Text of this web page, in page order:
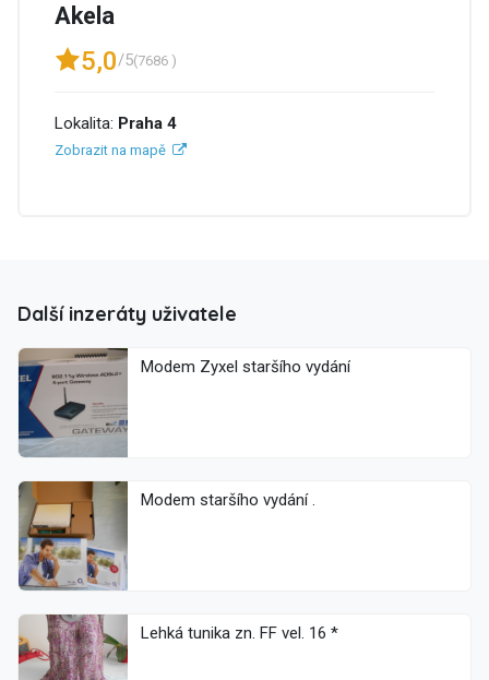
Akela
5,0/5(7686 )
Lokalita: Praha 4
Zobrazit na mapě
Další inzeráty uživatele
Modem Zyxel staršího vydání
Modem staršího vydání .
Lehká tunika zn. FF vel. 16 *